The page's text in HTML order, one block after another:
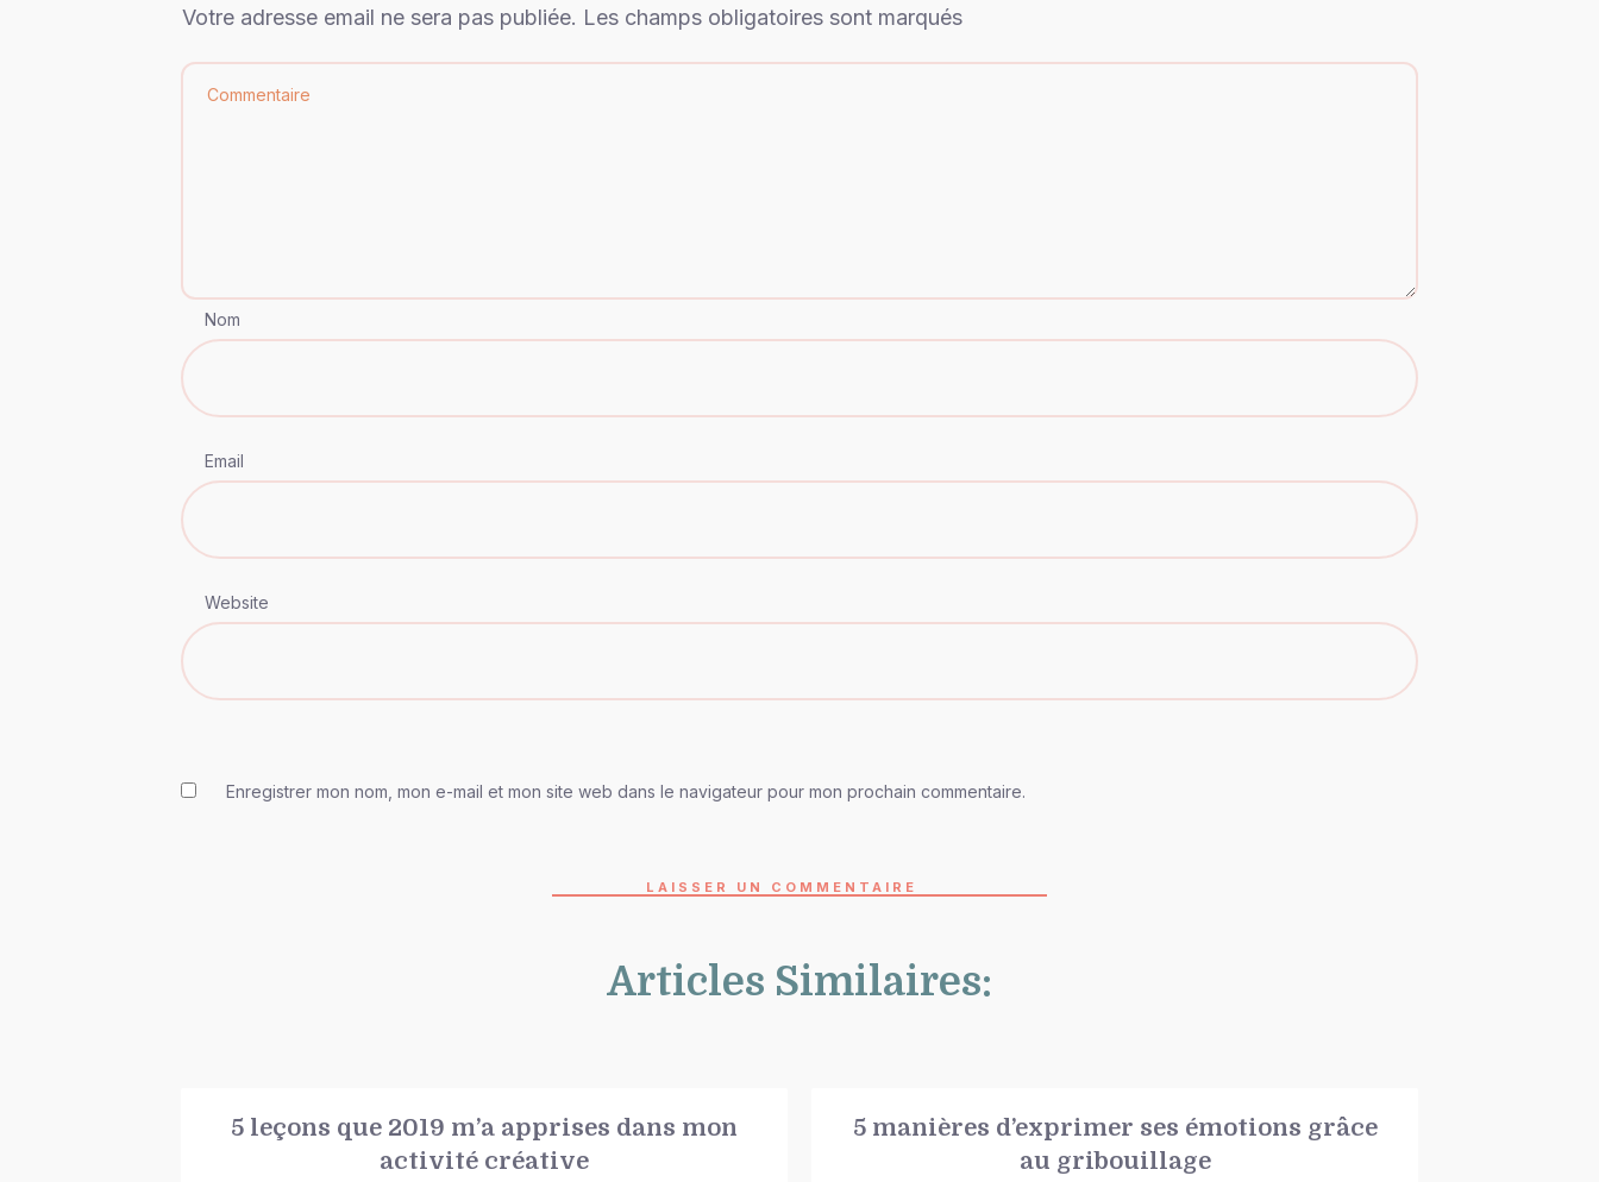
Votre adresse email ne sera pas publiée. Les champs obligatoires sont marqués
Nom
Email
Website
Enregistrer mon nom, mon e-mail et mon site web dans le navigateur pour mon prochain commentaire.
LAISSER UN COMMENTAIRE
Articles Similaires:
5 leçons que 2019 m’a apprises dans mon
activité créative
5 manières d’exprimer ses émotions grâce
au gribouillage